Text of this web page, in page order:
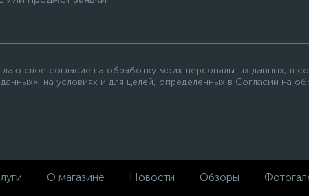
свое согласие на обработку моих персональных данных, в
на условиях и для целей, определенных в Согласии на
О магазине Новости Обзоры